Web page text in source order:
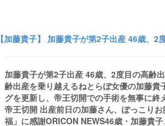
【加藤貴子】 加藤貴子が第2子出産 46歳、
加藤貴子が第2子出産 46歳、2度目の高齢
齢出産を乗り越えるねとらぼ女優の加藤
グを更新し、帝王切開での手術を無事に
帝王切開 出産前日の加藤さん、ぽっこり
福」に感謝ORICON NEWS46歳・加藤貴